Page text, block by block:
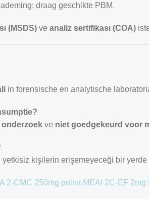
draag geschikte PBM.
(MSDS) ve analiz sertifikası (COA)
in forensische en analytische
ve niet goedgekeurd voor
yetkisiz kişilerin erişemeyeceği bir yerde
2-CMC 250mg pellet MEAI 2C-EF 2mg